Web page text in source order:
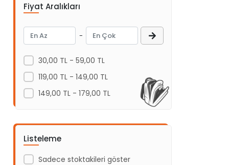
Adeda Yayınları
Aden Yayıncılık
Aganta Yayınları
Agapi Yayınları
Aihao
Aile Yayınları
AKABE HEDİYELİK
Akademi Çocuk
Akademi Çocuk - Funny Mat
Fiyat Aralıkları
-
30,00 TL - 59,00 TL
119,00 TL - 149,00 TL
149,00 TL - 179,00 TL
Listeleme
Sadece stoktakileri göster